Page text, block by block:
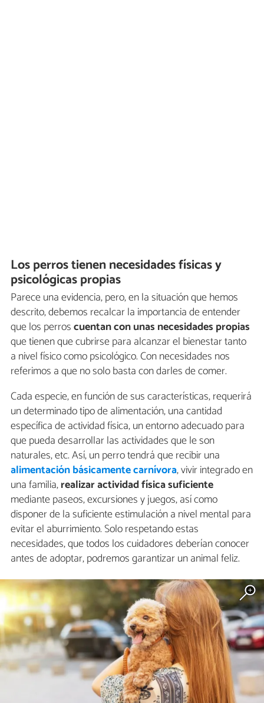
Los perros tienen necesidades físicas y
psicológicas propias
Parece una evidencia, pero, en la situación que hemos
descrito, debemos recalcar la importancia de entender
que los perroscuentan con unas necesidades propias
que tienen que cubrirse para alcanzar el bienestar tanto
a nivel físico como psicológico. Con necesidades nos
referimos a que no solo basta con darles de comer.
Cada especie, en función de sus características, requerirá
un determinado tipo de alimentación, una cantidad
específica de actividad física, un entorno adecuado para
que pueda desarrollar las actividades que le son
naturales, etc. Así, un perro tendrá que recibir una
alimentación básicamente carnívora, vivir integrado en
una familia,realizar actividad física suficiente
mediante paseos, excursiones y juegos, así como
disponer de la suficiente estimulación a nivel mental para
evitar el aburrimiento. Solo respetando estas
necesidades, que todos los cuidadores deberían conocer
antes de adoptar, podremos garantizar un animal feliz.